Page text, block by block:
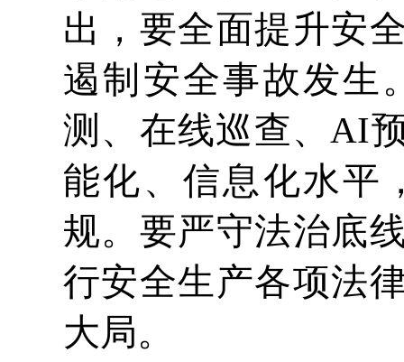
出，要全面提升安
遏制安全事故发生
测、在线巡查、AI
能化、信息化水平
规。要严守法治底
行安全生产各项法
大局。